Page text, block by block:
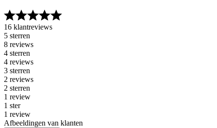
16 klantreviews
5 sterren
8 reviews
4 sterren
4 reviews
3 sterren
2 reviews
2 sterren
1 review
1 ster
1 review
Afbeeldingen van klanten